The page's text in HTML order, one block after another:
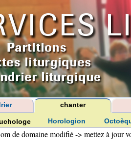
chanter
Horologion
de domaine modifié -> mettez à jour